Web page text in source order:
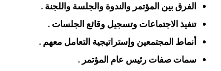
الفرق بين المؤتمر والندوة والجلسة واللجنة .
تنفيذ الاجتماعات وتسجيل وقائع الجلسات .
أنماط المجتمعين وإستراتيجية التعامل معهم .
سمات صفات رئيس عام المؤتمر .